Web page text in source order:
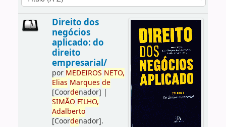
Direito dos
negócios
aplicado: do
direito
empresarial/
por MEDEIROS NETO,
Elias Marques de
[Coordenador] |
SIMÃO FILHO,
Adalberto
[Coordenador].